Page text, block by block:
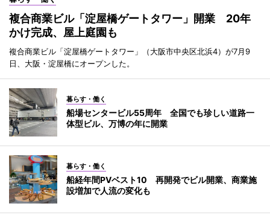
複合商業ビル「淀屋橋ゲートタワー」開業 20年
かけ完成、屋上庭園も
複合商業ビル「淀屋橋ゲートタワー」（大阪市中央区北浜4）が7月9
日、大阪・淀屋橋にオープンした。
暮らす・働く
船場センタービル55周年 全国でも珍しい道路一
体型ビル、万博の年に開業
暮らす・働く
船経年間PVベスト10 再開発でビル開業、商業施
設増加で人流の変化も